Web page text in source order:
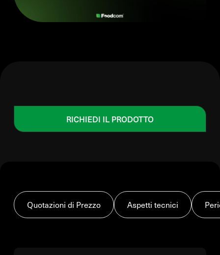
RICHIEDI IL PRODOTTO
Quotazioni di Prezzo Aspetti tecnici